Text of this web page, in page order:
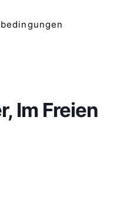
Im Freien